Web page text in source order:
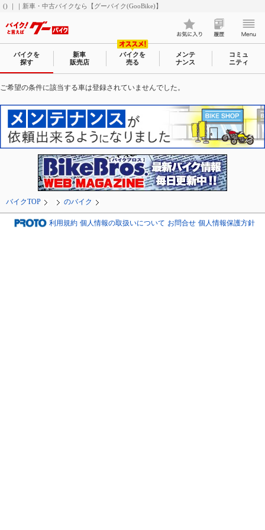
() ｜｜新車・中古バイクなら【グーバイク(GooBike)】
バイクを
探す
新車
販売店
バイクを
売る
メンテ
ナンス
コミュ
ニティ
ご希望の条件に該当する車は登録されていませんでした。
バイクTOP のバイク
利用規約 個人情報の取扱いについて お問合せ 個人情報保護方針